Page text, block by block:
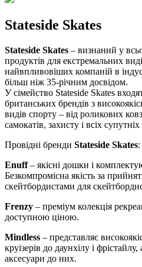
Stateside Skates
Stateside Skates – визнаний у
продуктів для екстремальних
найвпливовіших компаній в
більш ніж 35-річним досвідом.
У сімейство Stateside Skates
британських брендів з
видів спорту – від роликових
самокатів, захисту і всіх
Провідні бренди Stateside Skates:
Enuff– якісні дошки і
Безкомпромісна якість за
скейтбордистами для
Frenzy – преміум колекція
доступною ціною.
Mindless – представляє
круізерів до даунхілу і
аксесуари до них.